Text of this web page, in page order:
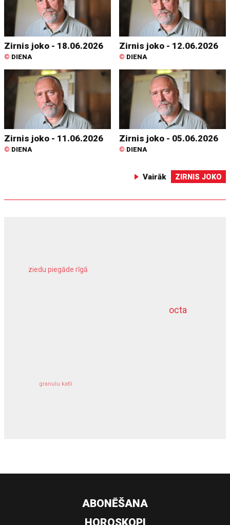
Zirnis joko - 18.06.2026
© DIENA
Zirnis joko - 12.06.2026
© DIENA
Zirnis joko - 11.06.2026
© DIENA
Zirnis joko - 05.06.2026
© DIENA
Vairāk ZIRNIS JOKO
octa
ziedu piegāde rīgā
granulu katli
dziļurbums
ABONĒŠANA